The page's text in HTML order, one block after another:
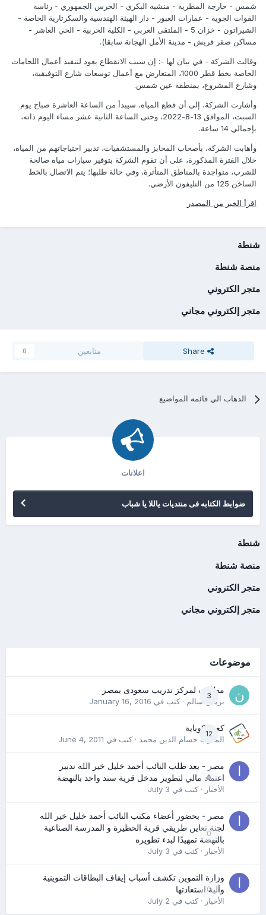
شمس - خارجة المطرية - منشية البكري - الحرس الجمهوري - رئاسة
القوات الجوية - عمارات العبور - دار الهيئة الهندسية والسكرتارية الخاصة -
الشيراتون - خزان 5 - الملتقى العربي - الكلية الحربية - الحي العاشر -
مساكن صقر قريش - مدينة الأمل الهجانة سابقا).
وقالت الشركة - في بيان لها -: إن سبب الانقطاع يعود لتنفيذ أعمال اللحامات
الخاصة بخط قطر 1000، المتعارض مع أعمال توسعات شارع التوفيقية،
وشارع المشروع، بمنطقة عين شمس.
وأشارت الشركة، إلى أن قطع المياه، سيبدأ من الساعة العاشرة صباح يوم
السبت، الموافق 13-8-2022، وحتى الساعة الثانية عشر مساء اليوم ذاته،
بإجمالي 14 ساعة.
وأهابت الشركة، بأصحاب المخابز والمستشفيات، تدبير احتياجاتهم من المياه،
خلال الفترة المذكورة، على أن تقوم الشركة بتوفير سيارات مياه صالحة
للشرب، متواجدة بالمناطق المتأثرة، وفي حالة طلبها؛ يتم الاتصال بالخط
الساخن 125 من التليفون الأرضي.
اقرأ الخبر من المصدر
شنطة
منصة شنطة
متجر الكتروني
متجر إلكتروني مجاني
Share متابعين 0
الذهاب الي قائمه المواضيع
اعلانات
ضوابط الكتابه فى منتديات ياللا يا شباب
شنطة
منصة شنطة
متجر الكتروني
متجر إلكتروني مجاني
موضوعات
3
مطلوب لمركز تدريب سعودى بمصر
نرمين سالم· كتب في January 16, 2016
12
كعب كوباية
المدرب حسام الدين محمد· كتب في June 4, 2011
0
مصر - بعد طلب النائب أحمد خليل خير الله تدبير
اعتماد مالي لتطوير مدخل قرية سند واحد بالنهضة
الأخبار· كتب في July 3
0
مصر - بحضور أعضاء مكتب النائب أحمد خليل خير الله
لجنة تعاين طريقي قرية الحظيرة و المدرسة الصناعية
بالنهضة تمهيدًا لبدء تطويره
الأخبار· كتب في July 3
0
وزارة التموين تكشف أسباب إيقاف البطاقات التموينية
وآلية استعادتها
الأخبار· كتب في July 2